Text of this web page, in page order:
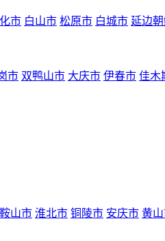
市 白山市 松原市 白城市 延边
市 双鸭山市 大庆市 伊春市 佳木
山市 淮北市 铜陵市 安庆市 黄